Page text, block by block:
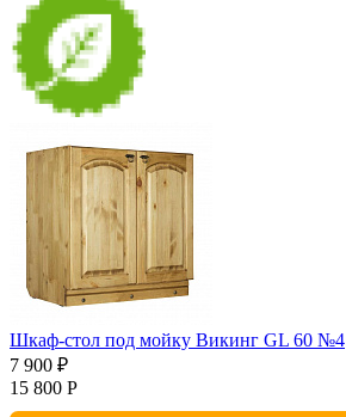
Шкаф-стол под мойку Викинг GL 60 №4
7 900 ₽
15 800 Р